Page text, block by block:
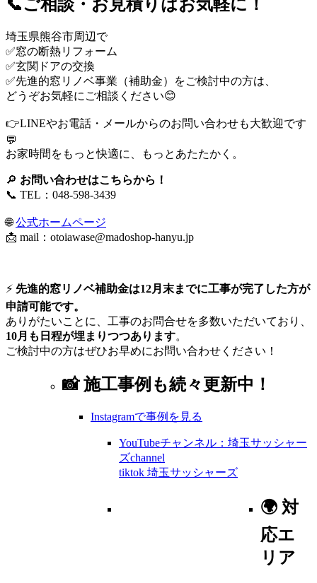
📞ご相談・お見積りはお気軽に！
埼玉県熊谷市周辺で
✅窓の断熱リフォーム
✅玄関ドアの交換
✅先進的窓リノベ事業（補助金）をご検討中の方は、
どうぞお気軽にご相談ください😊
👉LINEやお電話・メールからのお問い合わせも大歓迎です
💬
お家時間をもっと快適に、もっとあたたかく。
🔎 お問い合わせはこちらから！
📞 TEL：048-598-3439
🌐 公式ホームページ
📩 mail： otoiawase@madoshop-hanyu.jp
⚡ 先進的窓リノベ補助金は12月末までに工事が完了した方が
申請可能です。
ありがたいことに、工事のお問合せを多数いただいており、
10月も日程が埋まりつつあります。
ご検討中の方はぜひお早めにお問い合わせください！
📸 施工事例も続々更新中！
Instagramで事例を見る
YouTubeチャンネル：埼玉サッシャー
ズchannel
tiktok 埼玉サッシャーズ
🌍 対
応エ
リア